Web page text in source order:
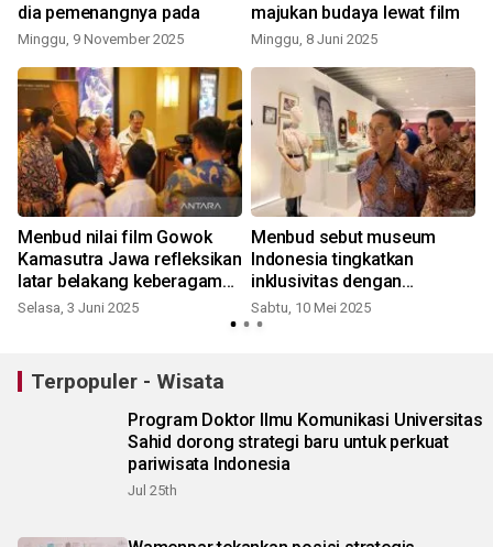
dia pemenangnya pada
Minggu, 9 November 2025
majukan budaya lewat film
Minggu, 8 Juni 2025
Menbud nilai film Gowok
Kamasutra Jawa refleksikan
latar belakang keberagaman
budaya
Selasa, 3 Juni 2025
Menbud sebut museum
Indonesia tingkatkan
inklusivitas dengan
teknologi
Sabtu, 10 Mei 2025
Terpopuler - Wisata
Program Doktor Ilmu Komunikasi Universitas
Sahid dorong strategi baru untuk perkuat
pariwisata Indonesia
Jul 25th